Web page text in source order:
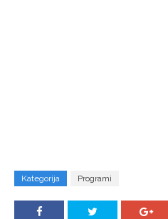
Kategorija Programi